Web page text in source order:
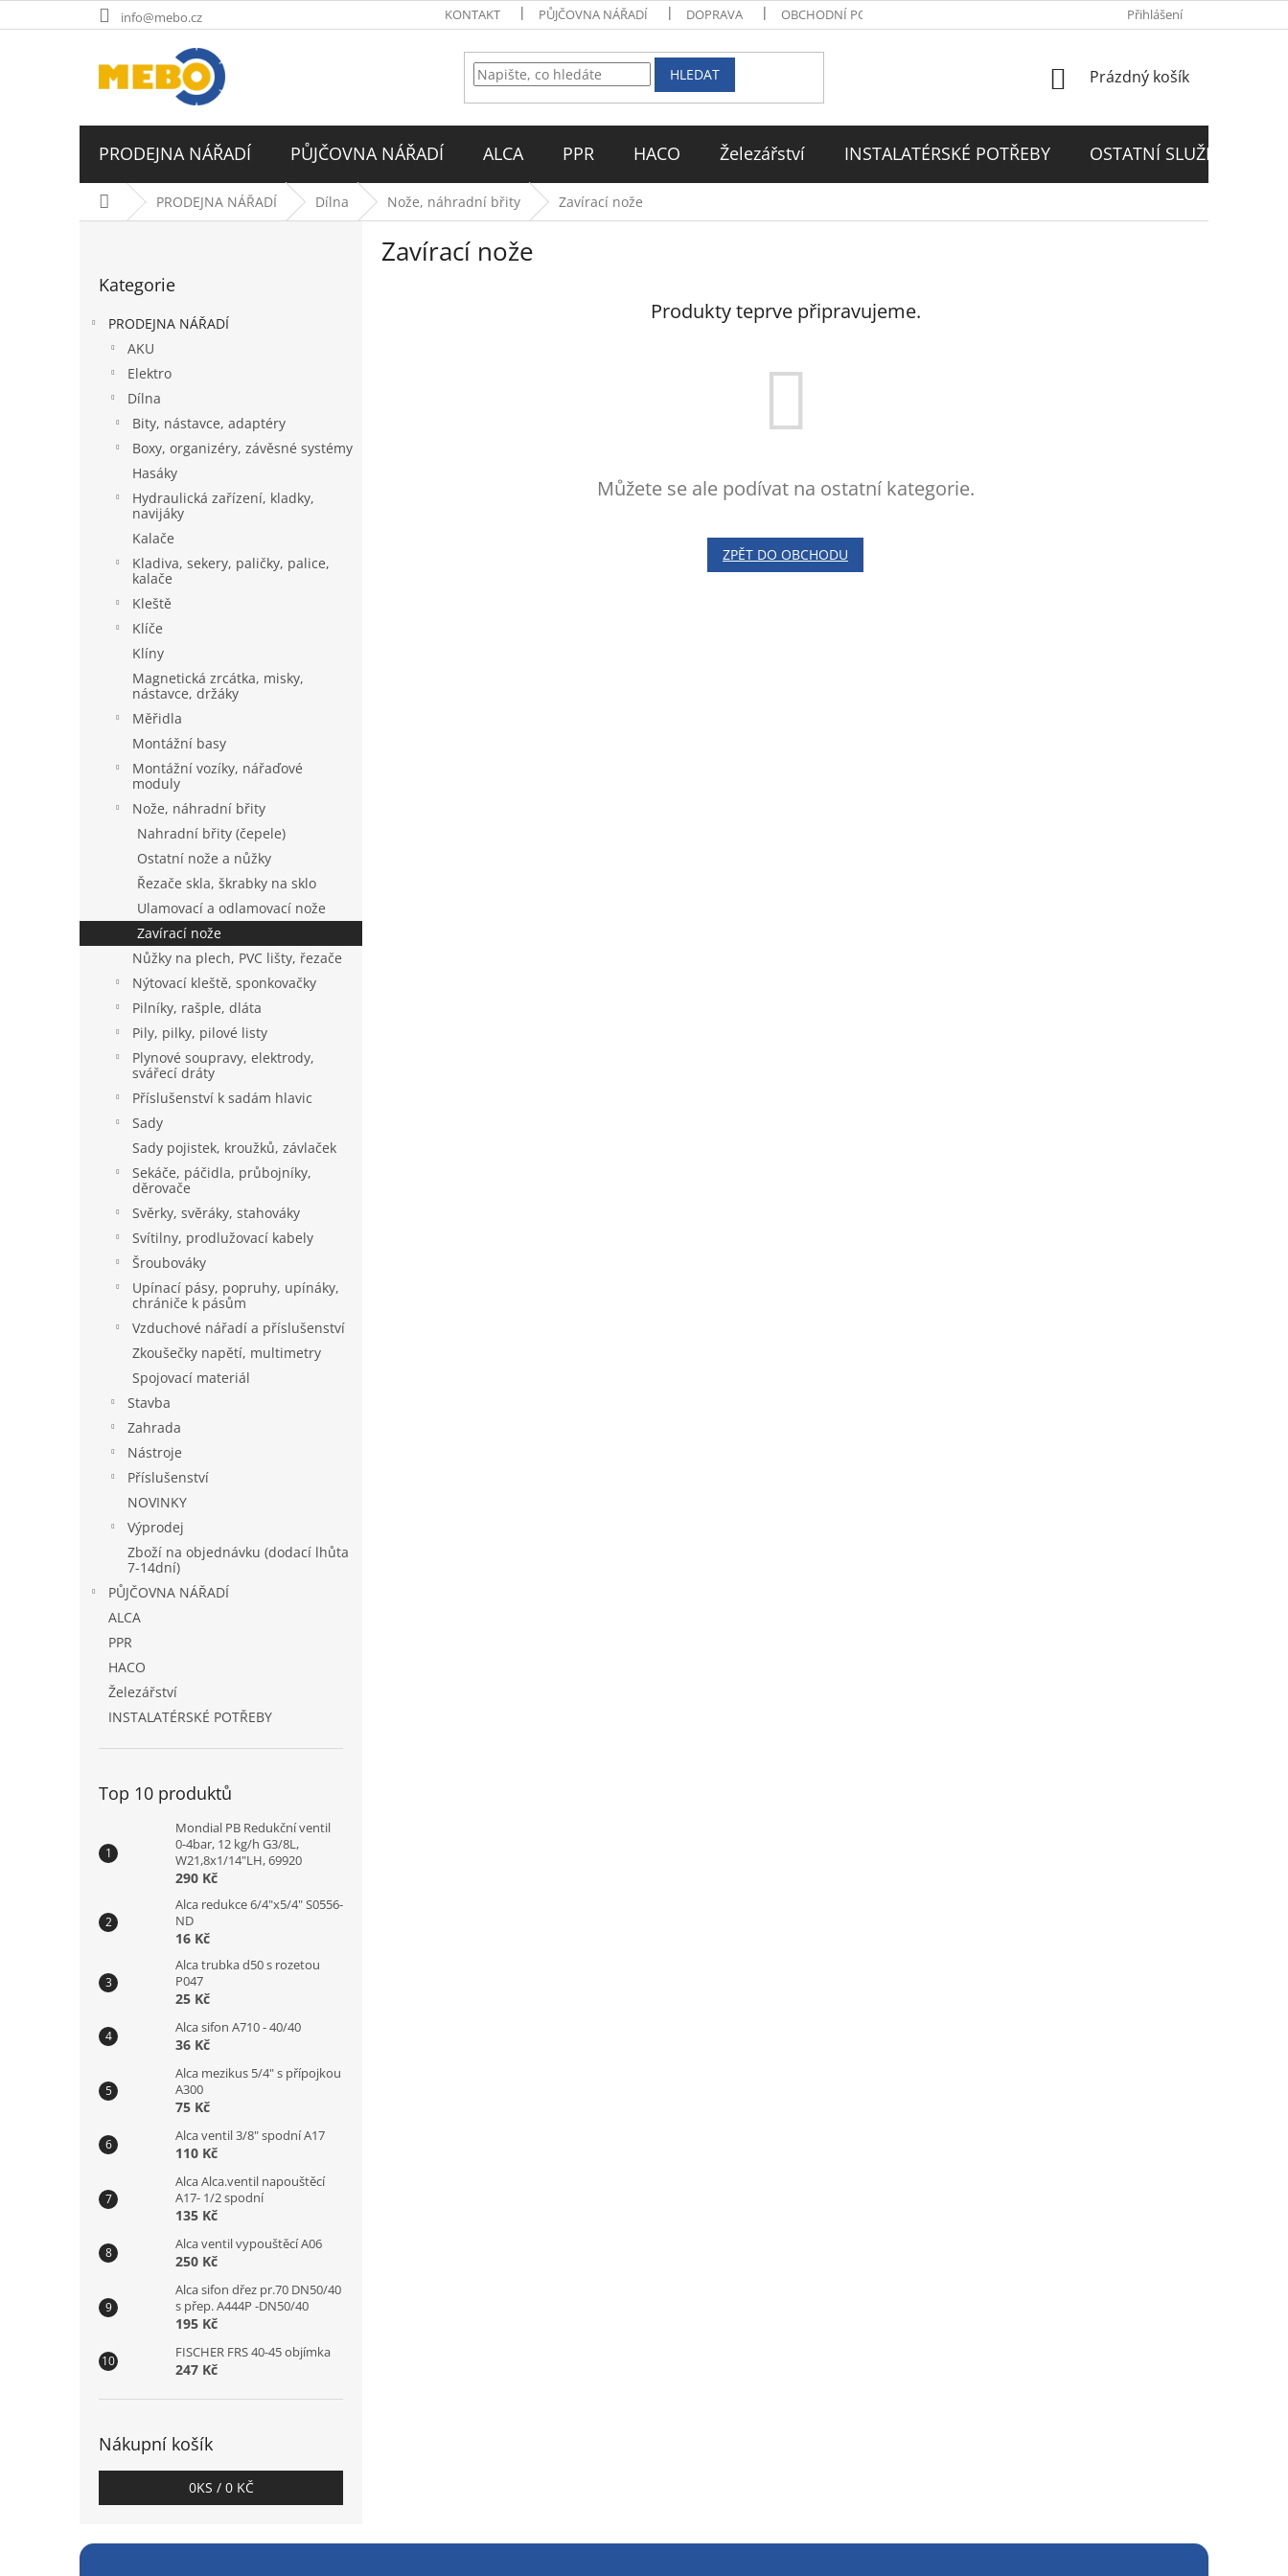
na
info@mebo.cz KONTAKT PŮJČOVNA NÁŘADÍ DOPRAVA OBCHODNÍ PODMÍNKY Přihlášení
HLEDAT
NÁKUPNÍ
Prázdný košík
PRODEJNA NÁŘADÍ PŮJČOVNA NÁŘADÍ ALCA PPR HACO Železářství INSTALATÉRSKÉ POTŘEBY OSTATNÍ SLUŽBY
Domů PRODEJNA NÁŘADÍ Dílna Nože, náhradní břity Zavírací nože
kategorie
Kategorie
PRODEJNA NÁŘADÍ
AKU
Elektro
Dílna
Bity, nástavce, adaptéry
Boxy, organizéry, závěsné systémy
Hasáky
Hydraulická zařízení, kladky,
navijáky
Kalače
Kladiva, sekery, paličky, palice,
kalače
Kleště
Klíče
Klíny
Magnetická zrcátka, misky,
nástavce, držáky
Měřidla
Montážní basy
Montážní vozíky, nářaďové
moduly
Nože, náhradní břity
Nahradní břity (čepele)
Ostatní nože a nůžky
Řezače skla, škrabky na sklo
Ulamovací a odlamovací nože
Zavírací nože
Nůžky na plech, PVC lišty, řezače
Nýtovací kleště, sponkovačky
Pilníky, rašple, dláta
Pily, pilky, pilové listy
Plynové soupravy, elektrody,
svářecí dráty
Příslušenství k sadám hlavic
Sady
Sady pojistek, kroužků, závlaček
Sekáče, páčidla, průbojníky,
děrovače
Svěrky, svěráky, stahováky
Svítilny, prodlužovací kabely
Šroubováky
Upínací pásy, popruhy, upínáky,
chrániče k pásům
Vzduchové nářadí a příslušenství
Zkoušečky napětí, multimetry
Spojovací materiál
Stavba
Zahrada
Nástroje
Příslušenství
NOVINKY
Výprodej
Zboží na objednávku (dodací lhůta
7-14dní)
PŮJČOVNA NÁŘADÍ
ALCA
PPR
HACO
Železářství
INSTALATÉRSKÉ POTŘEBY
Top 10 produktů
Mondial PB Redukční ventil
0-4bar, 12 kg/h G3/8L,
W21,8x1/14"LH, 69920
290 Kč
Alca redukce 6/4"x5/4" S0556-
ND
16 Kč
Alca trubka d50 s rozetou
P047
25 Kč
Alca sifon A710 - 40/40
36 Kč
Alca mezikus 5/4" s přípojkou
A300
75 Kč
Alca ventil 3/8" spodní A17
110 Kč
Alca Alca.ventil napouštěcí
A17- 1/2 spodní
135 Kč
Alca ventil vypouštěcí A06
250 Kč
Alca sifon dřez pr.70 DN50/40
s přep. A444P -DN50/40
195 Kč
FISCHER FRS 40-45 objímka
247 Kč
Nákupní košík
0KS / 0 KČ
Zavírací nože
Produkty teprve připravujeme.
Můžete se ale podívat na ostatní kategorie.
ZPĚT DO OBCHODU